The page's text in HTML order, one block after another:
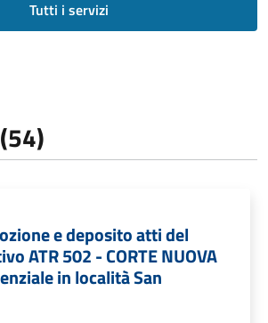
Tutti i servizi
e deposito atti del
ATR 502 - CORTE NUOVA
in località San